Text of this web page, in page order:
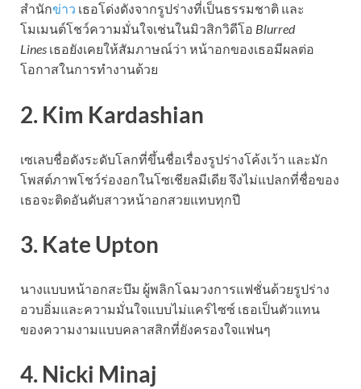
สำนักข่าว เธอโด่งดังจากรูปร่างที่เป็นธรรมชาติ และ
โมเมนต์โชว์ความมั่นใจเช่นในมิวสิกวิดีโอ Blurred
Lines เธอยังเคยให้สัมภาษณ์ว่า หน้าอกของเธอมีผลต่อ
โอกาสในการทำงานด้วย
2. Kim Kardashian
เซเลบชื่อดังระดับโลกที่ขึ้นชื่อเรื่องรูปร่างโค้งเว้า และมัก
โพสต์ภาพโชว์ร่องอกในโซเชียลมีเดีย จึงไม่แปลกที่ชื่อของ
เธอจะติดอันดับสาวหน้าอกสวยแทบทุกปี
3. Kate Upton
นางแบบหน้าอกสะบึม ผู้พลิกโฉมวงการแฟชั่นด้วยรูปร่าง
อวบอิ่มและความมั่นใจแบบไม่แคร์ไซซ์ เธอเป็นตัวแทน
ของความงามแบบคลาสสิกที่ยังครองใจแฟนๆ
4. Nicki Minaj